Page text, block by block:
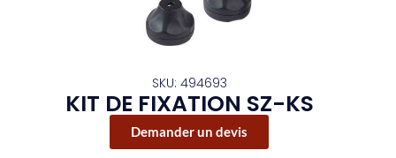
SKU: 494693
KIT DE FIXATION SZ-KS
Demander un devis